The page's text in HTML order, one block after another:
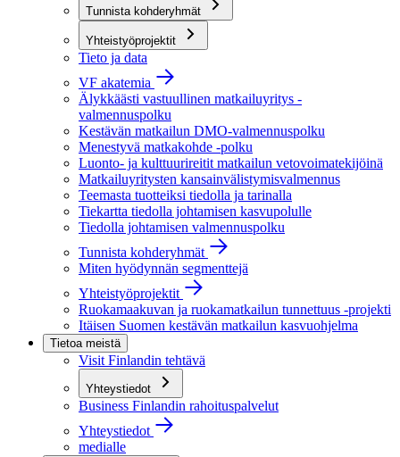
Tunnista kohderyhmät
Yhteistyöprojektit
Tieto ja data
VF akatemia
Älykkäästi vastuullinen matkailuyritys -
valmennuspolku
Kestävän matkailun DMO-valmennuspolku
Menestyvä matkakohde -polku
Luonto- ja kulttuurireitit matkailun vetovoimatekijöinä
Matkailuyritysten kansainvälistymisvalmennus
Teemasta tuotteiksi tiedolla ja tarinalla
Tiekartta tiedolla johtamisen kasvupolulle
Tiedolla johtamisen valmennuspolku
Tunnista kohderyhmät
Miten hyödynnän segmenttejä
Yhteistyöprojektit
Ruokamaakuvan ja ruokamatkailun tunnettuus -projekti
Itäisen Suomen kestävän matkailun kasvuohjelma
Tietoa meistä
Visit Finlandin tehtävä
Yhteystiedot
Business Finlandin rahoituspalvelut
Yhteystiedot
medialle